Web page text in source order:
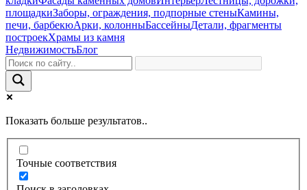
площадкиЗаборы, ограждения, подпорные стеныКамины,
печи, барбекюАрки, колонныБассейныДетали, фрагменты
построекХрамы из камня
НедвижимостьБлог
Показать больше результатов..
Точные соответствия